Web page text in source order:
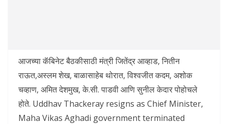
आजच्या कॅबिनेट बैठकीसाठी मंत्री जितेंद्र आव्हाड, नितीन
राऊत,अस्लम शेख, बाळासाहेब थोरात, विश्वजीत कदम, अशोक
चव्हाण, अमित देशमुख, के.सी. पाडवी आणि सुनील केदार पोहोचले
होते. Uddhav Thackeray resigns as Chief Minister,
Maha Vikas Aghadi government terminated